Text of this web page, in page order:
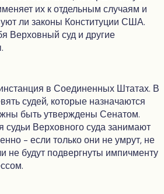
их к отдельным случаям и
ли законы Конституции США.
Верховный суд и другие
в Соединенных Штатах. В
судей, которые назначаются
быть утверждены Сенатом.
судьи Верховного суда занимают
- если только они не умрут, не
не будут подвергнуты импичменту